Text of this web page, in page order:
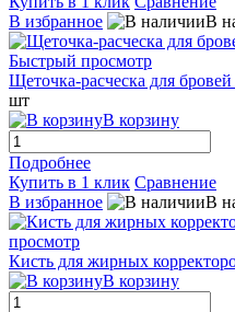
В избранное
В
Быстрый просмотр
Щеточка-расческа для
шт
В корзину
Подробнее
Купить в 1 клик Сравнение
В избранное
В
просмотр
Кисть для жирных
В корзину